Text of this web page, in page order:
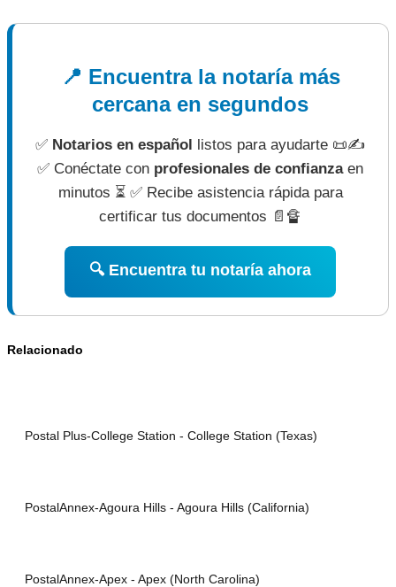
📍 Encuentra la notaría más
cercana en segundos
✅ Notarios en español listos para ayudarte 📜✍
✅ Conéctate con profesionales de confianzaen
minutos ⏳ ✅ Recibe asistencia rápida para
certificar tus documentos 📄🔏
🔍 Encuentra tu notaría ahora
Relacionado
Postal Plus-College Station - College Station (Texas)
PostalAnnex-Agoura Hills - Agoura Hills (California)
PostalAnnex-Apex - Apex (North Carolina)